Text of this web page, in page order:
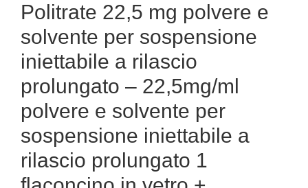
Politrate 22,5 mg polvere e
solvente per sospensione
iniettabile a rilascio
prolungato – 22,5mg/ml
polvere e solvente per
sospensione iniettabile a
rilascio prolungato 1